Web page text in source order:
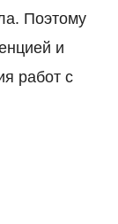
Поэтому
и
работ с